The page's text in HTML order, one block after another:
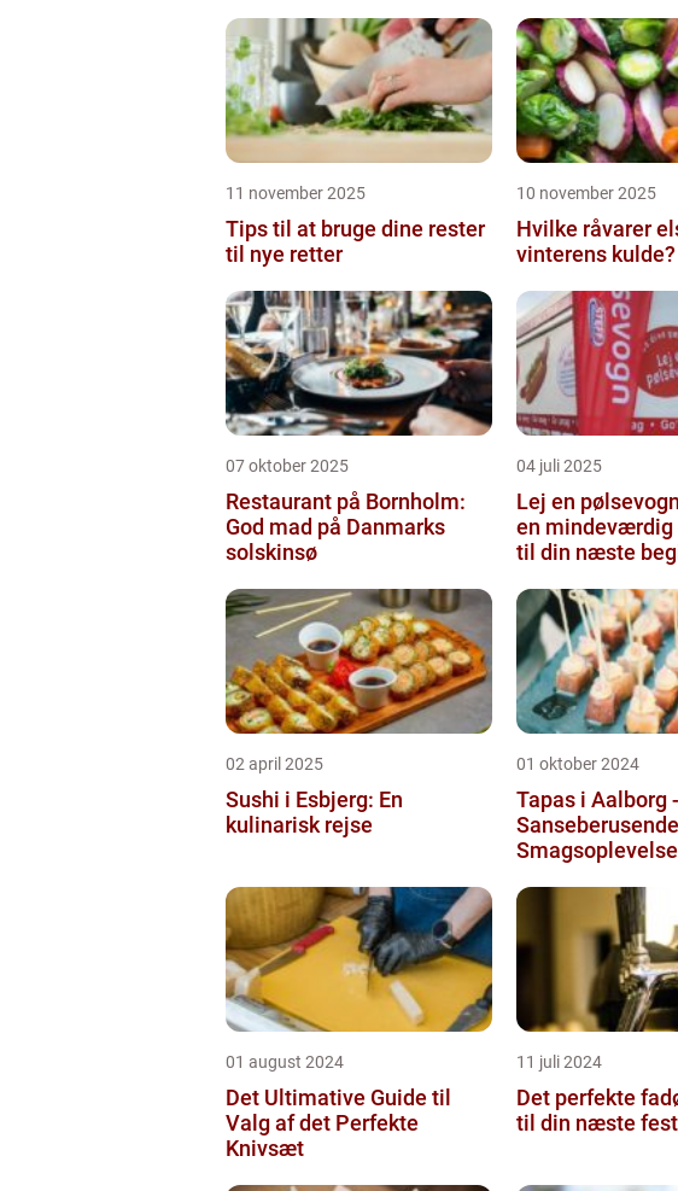
11 november 2025
Tips til at bruge dine rester
til nye retter
10 november 2025
Hvilke råvarer
vinterens kulde?
07 oktober 2025
Restaurant på Bornholm:
God mad på Danmarks
solskinsø
04 juli 2025
Lej en
en mindeværdig
til din næste
02 april 2025
Sushi i Esbjerg: En
kulinarisk rejse
01 oktober 2024
Tapas i Aalborg
Sanseberusende
Smagsoplevelse
01 august 2024
Det Ultimative Guide til
Valg af det Perfekte
Knivsæt
11 juli 2024
Det perfekte
til din næste fest